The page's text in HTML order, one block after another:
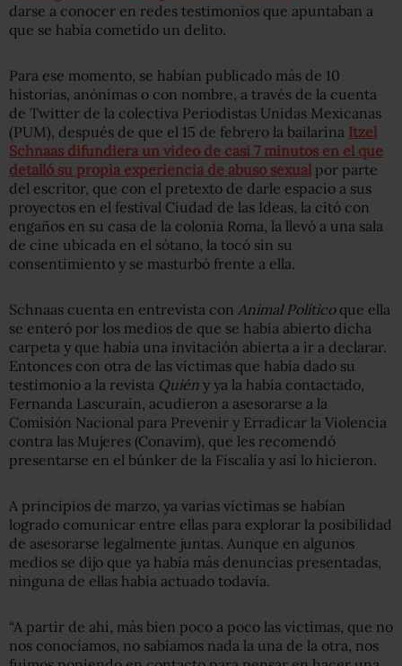
darse a conocer en redes testimonios que apuntaban a
que se había cometido un delito.
Para ese momento, se habían publicado más de 10
historias, anónimas o con nombre, a través de la cuenta
de Twitter de la colectiva Periodistas Unidas Mexicanas
(PUM), después de que el 15 de febrero la bailarina Itzel
Schnaas difundiera un video de casi 7 minutos en el que
detalló su propia experiencia de abuso sexual por parte
del escritor, que con el pretexto de darle espacio a sus
proyectos en el festival Ciudad de las Ideas, la citó con
engaños en su casa de la colonia Roma, la llevó a una sala
de cine ubicada en el sótano, la tocó sin su
consentimiento y se masturbó frente a ella.
Schnaas cuenta en entrevista con Animal Políticoque ella
se enteró por los medios de que se había abierto dicha
carpeta y que había una invitación abierta a ir a declarar.
Entonces con otra de las víctimas que había dado su
testimonio a la revista Quién y ya la había contactado,
Fernanda Lascurain, acudieron a asesorarse a la
Comisión Nacional para Prevenir y Erradicar la Violencia
contra las Mujeres (Conavim), que les recomendó
presentarse en el búnker de la Fiscalía y así lo hicieron.
A principios de marzo, ya varias víctimas se habían
logrado comunicar entre ellas para explorar la posibilidad
de asesorarse legalmente juntas. Aunque en algunos
medios se dijo que ya había más denuncias presentadas,
ninguna de ellas había actuado todavía.
“A partir de ahí, más bien poco a poco las víctimas, que no
nos conocíamos, no sabíamos nada la una de la otra, nos